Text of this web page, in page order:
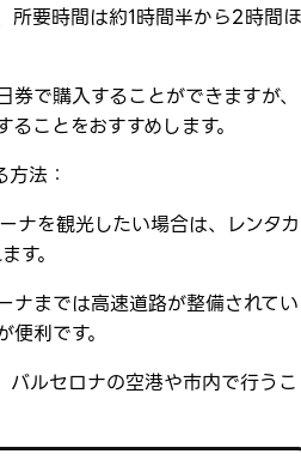
所要時間は約1時間半から2時間ほ
で購入することができますが、
ことをおすすめします。
法：
ナを観光したい場合は、レンタカ
す。
ナまでは高速道路が整備されてい
利です。
バルセロナの空港や市内で行うこ